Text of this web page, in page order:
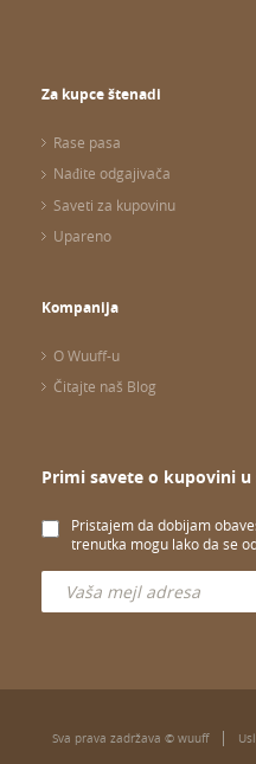
Za kupce štenadi
Rase pasa
Nađite odgajivača
Saveti za kupovinu
Upareno
Kompanija
O Wuuff-u
Čitajte naš Blog
Primi savete o kupovini u
Pristajem da dobijam
trenutka mogu lako da se
Sva prava zadržava © wuuff